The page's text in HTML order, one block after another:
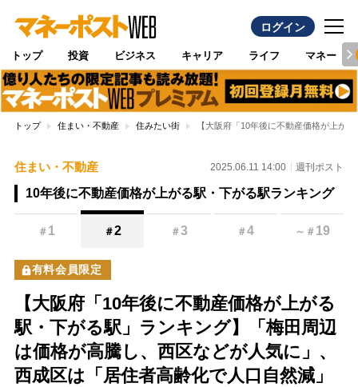
ログイン
トップ 投資 ビジネス キャリア ライフ マネー
トップ 住まい・不動産 住みたい街 【大阪府「10年後に不動産価格が上が
住まい・不動産 2025.06.11 14:00 週刊ポスト
10年後に不動産価格が上がる駅・下がる駅ランキング
＃ 1 ＃2 ＃3 ＃4 ～ ＃ 19
有料会員限定
【大阪府「10年後に不動産価格が上がる
駅・下がる駅」ランキング】「梅田周辺
は価格が高騰し、西区などが人気に」、
西成区は「居住者高齢化で人口自然減」